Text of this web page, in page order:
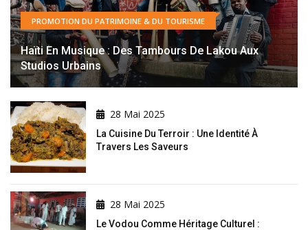
PROMOTION DU PATRIMOINE & DU TOURISME
Haïti En Musique : Des Tambours De Lakou Aux
Studios Urbains
28 Mai 2025
La Cuisine Du Terroir : Une Identité À
Travers Les Saveurs
28 Mai 2025
Le Vodou Comme Héritage Culturel :